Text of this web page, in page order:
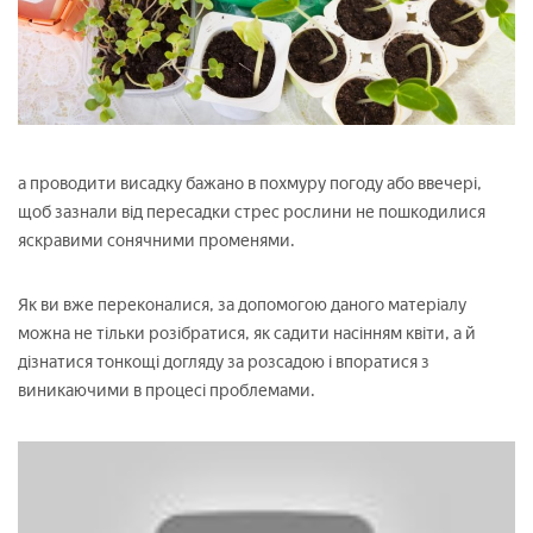
а проводити висадку бажано в похмуру погоду або ввечері,
щоб зазнали від пересадки стрес рослини не пошкодилися
яскравими сонячними променями.
Як ви вже переконалися, за допомогою даного матеріалу
можна не тільки розібратися, як садити насінням квіти, а й
дізнатися тонкощі догляду за розсадою і впоратися з
виникаючими в процесі проблемами.